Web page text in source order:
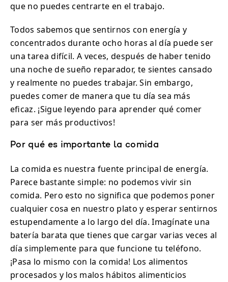
que no puedes centrarte en el trabajo.
Todos sabemos que sentirnos con energía y
concentrados durante ocho horas al día puede ser
una tarea difícil. A veces, después de haber tenido
una noche de sueño reparador, te sientes cansado
y realmente no puedes trabajar. Sin embargo,
puedes comer de manera que tu día sea más
eficaz. ¡Sigue leyendo para aprender qué comer
para ser más productivos!
Por qué es importante la comida
La comida es nuestra fuente principal de energía.
Parece bastante simple: no podemos vivir sin
comida. Pero esto no significa que podemos poner
cualquier cosa en nuestro plato y esperar sentirnos
estupendamente a lo largo del día. Imagínate una
batería barata que tienes que cargar varias veces al
día simplemente para que funcione tu teléfono.
¡Pasa lo mismo con la comida! Los alimentos
procesados y los malos hábitos alimenticios